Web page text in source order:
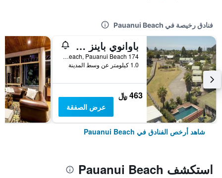
فنادق رخيصة في Pauanui Beach
باوانوي باينز موتور لودج
174 Vista Paku, Pauanui Beach, Pauanui Beach, نيوزيلندا
1.0 كيلومتر عن وسط المدينة
463 ﷼
عرض الصفقة
شاهد أرخص الفنادق في Pauanui Beach
استكشف Pauanui Beach